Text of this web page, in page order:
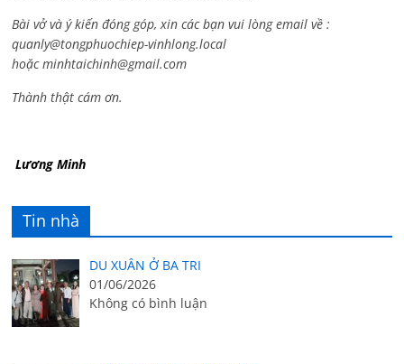
Bài vở và ý kiến đóng góp, xin các bạn vui lòng email về :
quanly@tongphuochiep-vinhlong.local
hoặcminhtaichinh@gmail.com
Thành thật cám ơn.
Lương Minh
Tin nhà
DU XUÂN Ở BA TRI
01/06/2026
Không có bình luận